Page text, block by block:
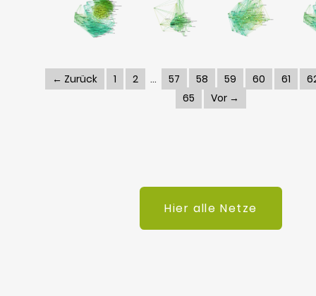
← Zurück 1 2 57 58 59 60 61
65
Vor →
Hier alle Netze